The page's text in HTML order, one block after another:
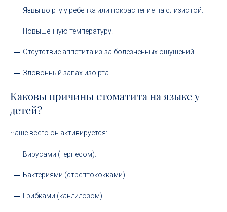
Язвы во рту у ребенка или покраснение на слизистой.
Повышенную температуру.
Отсутствие аппетита из-за болезненных ощущений.
Зловонный запах изо рта.
Каковы причины стоматита на языке у
детей?
Чаще всего он активируется:
Вирусами (герпесом).
Бактериями (стрептококками).
Грибками (кандидозом).